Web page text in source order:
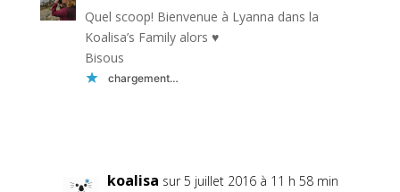
Quel scoop! Bienvenue à Lyanna dans la
Koalisa’s Family alors ♥
Bisous
chargement…
koalisa sur 5 juillet 2016 à 11 h 58 min